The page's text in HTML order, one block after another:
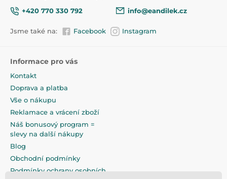
+420 770 330 792
info@eandilek.cz
Jsme také na: Facebook Instagram
Informace pro vás
Kontakt
Doprava a platba
Vše o nákupu
Reklamace a vrácení zboží
Náš bonusový program =
slevy na další nákupy
Blog
Obchodní podmínky
Podmínky ochrany osobních